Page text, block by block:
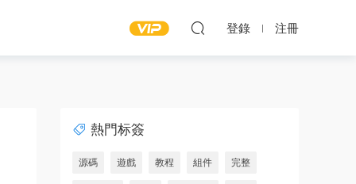
登錄 注冊
熱門标簽
源碼 遊戲 教程 組件 完整